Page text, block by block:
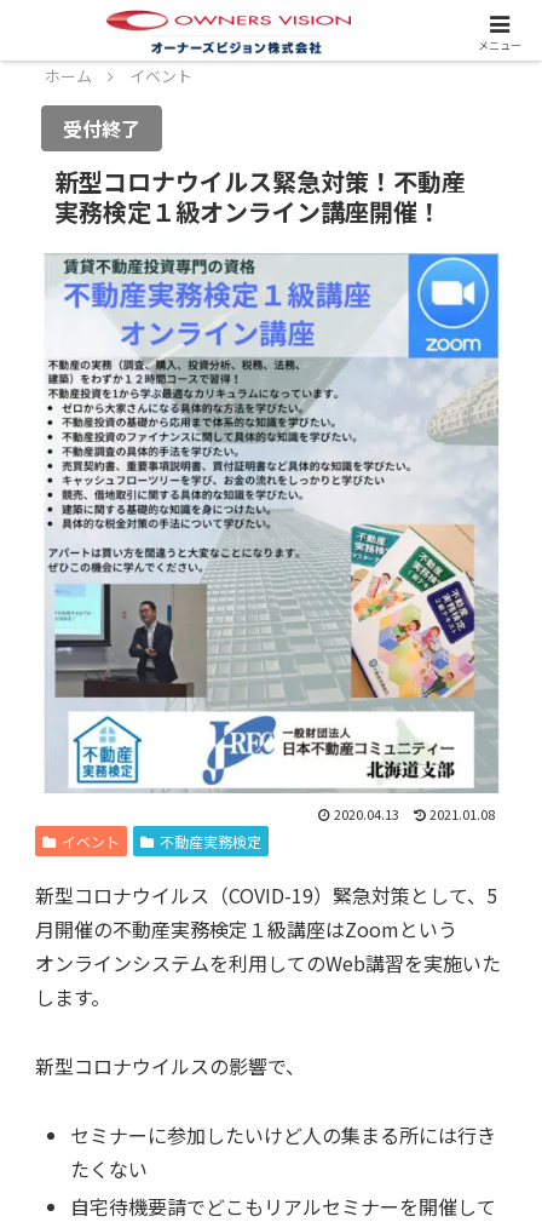
スタッフ募集中！詳しくはこちら！
ホーム イベント
受付終了
新型コロナウイルス緊急対策！不動産
実務検定１級オンライン講座開催！
2020.04.13 2021.01.08
イベント 不動産実務検定
新型コロナウイルス（COVID-19）緊急対策として、5
月開催の不動産実務検定１級講座はZoomという
オンラインシステムを利用してのWeb講習を実施いた
します。
新型コロナウイルスの影響で、
セミナーに参加したいけど人の集まる所には行き
たくない
自宅待機要請でどこもリアルセミナーを開催して
メニュー